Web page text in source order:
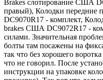
Brakes слотирование США
правый), Колодки передние
DC9070R17 - комплект,
brakes США DC9072R17 -
силами. Значительная
болты там посажены на
так что без хорошего
что не говорил. После
инструкции на упаковке